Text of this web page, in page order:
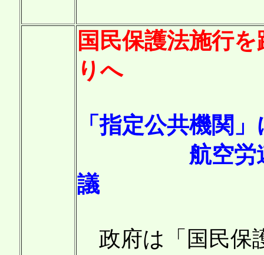
国民保護法施行
りへ
「指定公共機関
航空労連や
議
政府は「国民保